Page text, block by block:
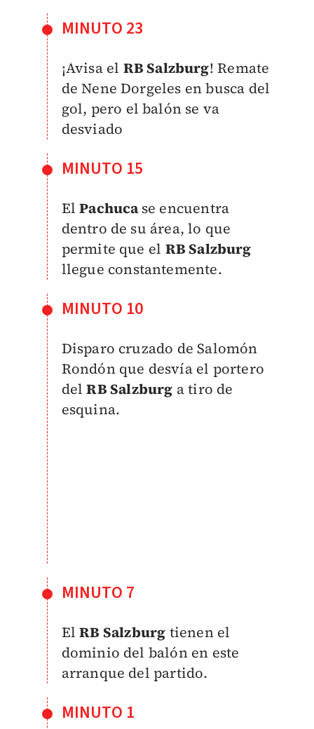
MINUTO 23
¡Avisa el RB Salzburg! Remate
de Nene Dorgeles en busca del
gol, pero el balón se va
desviado
MINUTO 15
ElPachucase encuentra
dentro de su área, lo que
permite que el RB Salzburg
llegue constantemente.
MINUTO 10
Disparo cruzado de Salomón
Rondón que desvía el portero
delRB Salzburg a tiro de
esquina.
MINUTO 7
ElRB Salzburg tienen el
dominio del balón en este
arranque del partido.
MINUTO 1